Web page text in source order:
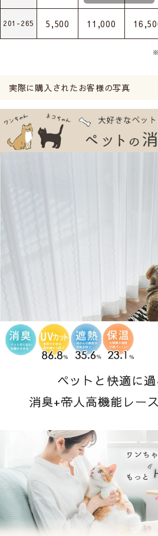
201-265 5,500 11,000
実際に購入されたお客様の写真
ペットと快適に
消臭+帝人高機能レー